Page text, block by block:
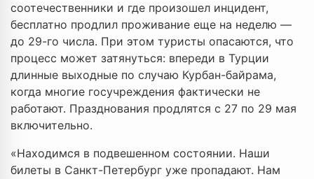
соотечественники и где произошел инцидент,
бесплатно продлил проживание еще на неделю —
до 29-го числа. При этом туристы опасаются, что
процесс может затянуться: впереди в Турции
длинные выходные по случаю Курбан-байрама,
когда многие госучреждения фактически не
работают. Празднования продлятся с 27 по 29 мая
включительно.
«Находимся в подвешенном состоянии. Наши
билеты в Санкт-Петербург уже пропадают. Нам